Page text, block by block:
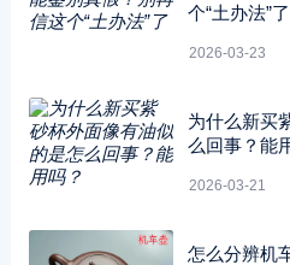
个“土办法”了
2026-03-23
为什么新买
么回事？能
2026-03-21
怎么分辨机